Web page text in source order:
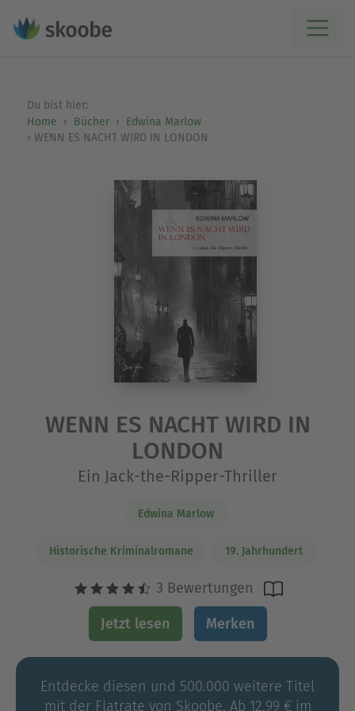
Du bist hier:
Home
Bücher
Edwina Marlow
WENN ES NACHT WIRD IN LONDON
WENN ES NACHT WIRD IN
LONDON
Ein Jack-the-Ripper-Thriller
Edwina Marlow
Historische Kriminalromane 19. Jahrhundert
3 Bewertungen
Jetzt lesen Merken
Entdecke diesen und 500.000 weitere Titel
mit der Flatrate von Skoobe. Ab 12,99 € im